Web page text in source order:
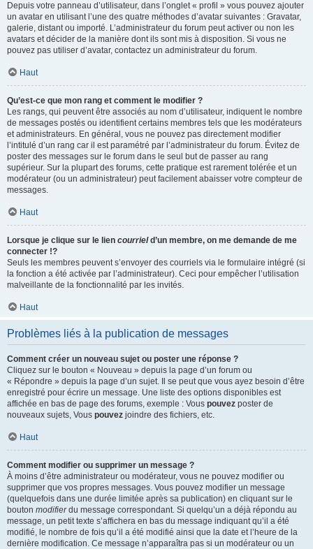
Depuis votre panneau d’utilisateur, dans l’onglet « profil » vous pouvez ajouter
un avatar en utilisant l’une des quatre méthodes d’avatar suivantes : Gravatar,
galerie, distant ou importé. L’administrateur du forum peut activer ou non les
avatars et décider de la manière dont ils sont mis à disposition. Si vous ne
pouvez pas utiliser d’avatar, contactez un administrateur du forum.
Haut
Qu’est-ce que mon rang et comment le modifier ?
Les rangs, qui peuvent être associés au nom d’utilisateur, indiquent le nombre
de messages postés ou identifient certains membres tels que les modérateurs
et administrateurs. En général, vous ne pouvez pas directement modifier
l’intitulé d’un rang car il est paramétré par l’administrateur du forum. Évitez de
poster des messages sur le forum dans le seul but de passer au rang
supérieur. Sur la plupart des forums, cette pratique est rarement tolérée et un
modérateur (ou un administrateur) peut facilement abaisser votre compteur de
messages.
Haut
Lorsque je clique sur le lien courrield’un membre, on me demande de me
connecter !?
Seuls les membres peuvent s’envoyer des courriels via le formulaire intégré (si
la fonction a été activée par l’administrateur). Ceci pour empêcher l’utilisation
malveillante de la fonctionnalité par les invités.
Haut
Problèmes liés à la publication de messages
Comment créer un nouveau sujet ou poster une réponse ?
Cliquez sur le bouton « Nouveau » depuis la page d’un forum ou
« Répondre » depuis la page d’un sujet. Il se peut que vous ayez besoin d’être
enregistré pour écrire un message. Une liste des options disponibles est
affichée en bas de page des forums, exemple : Vous pouvez poster de
nouveaux sujets, Vous pouvez joindre des fichiers, etc.
Haut
Comment modifier ou supprimer un message ?
À moins d’être administrateur ou modérateur, vous ne pouvez modifier ou
supprimer que vos propres messages. Vous pouvez modifier un message
(quelquefois dans une durée limitée après sa publication) en cliquant sur le
bouton modifierdu message correspondant. Si quelqu’un a déjà répondu au
message, un petit texte s’affichera en bas du message indiquant qu’il a été
modifié, le nombre de fois qu’il a été modifié ainsi que la date et l’heure de la
dernière modification. Ce message n’apparaîtra pas si un modérateur ou un